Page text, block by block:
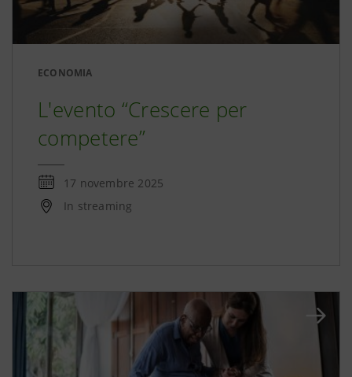
ECONOMIA
L'evento “Crescere per
competere”
17 novembre 2025
In streaming